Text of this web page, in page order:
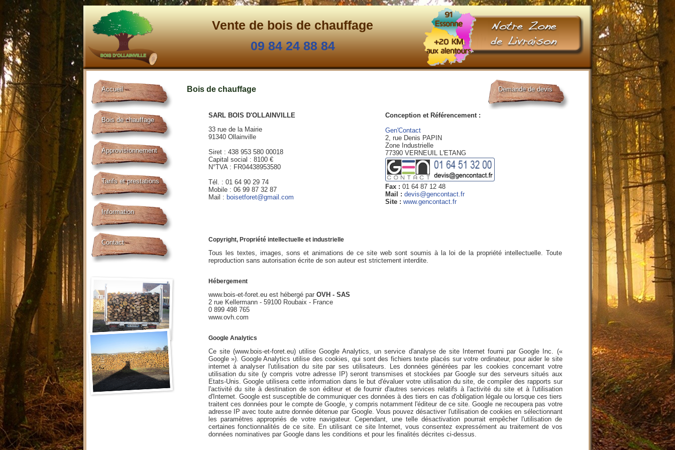
Vente de bois de chauffage
09 84 24 88 84
Accueil
Bois de chauffage
Approvisionnement
Tarifs et prestations
Information
Contact
Demande de devis
Bois de chauffage
SARL BOIS D'OLLAINVILLE
33 rue de la Mairie
91340 Ollainville
Siret : 438 953 580 00018
Capital social : 8100 €
N°TVA : FR04438953580
Tél. : 01 64 90 29 74
Mobile : 06 99 87 32 87
Mail : boisetforet@gmail.com
Conception et Référencement :
Gen'Contact
2, rue Denis PAPIN
Zone Industrielle
77390 VERNEUIL L'ETANG
Fax : 01 64 87 12 48
Mail : devis@gencontact.fr
Site : www.gencontact.fr
Copyright, Propriété intellectuelle et industrielle
Tous les textes, images, sons et animations de ce site web sont soumis à la loi de la propriété intellectuelle. Toute
reproduction sans autorisation écrite de son auteur est strictement interdite.
Hébergement
www.bois-et-foret.eu est hébergé par OVH - SAS
2 rue Kellermann - 59100 Roubaix - France
0 899 498 765
www.ovh.com
Google Analytics
Ce site (www.bois-et-foret.eu) utilise Google Analytics, un service d'analyse de site Internet fourni par Google Inc. («
Google »). Google Analytics utilise des cookies, qui sont des fichiers texte placés sur votre ordinateur, pour aider le site
internet à analyser l'utilisation du site par ses utilisateurs. Les données générées par les cookies concernant votre
utilisation du site (y compris votre adresse IP) seront transmises et stockées par Google sur des serveurs situés aux
Etats-Unis. Google utilisera cette information dans le but d'évaluer votre utilisation du site, de compiler des rapports sur
l'activité du site à destination de son éditeur et de fournir d'autres services relatifs à l'activité du site et à l'utilisation
d'Internet. Google est susceptible de communiquer ces données à des tiers en cas d'obligation légale ou lorsque ces tiers
traitent ces données pour le compte de Google, y compris notamment l'éditeur de ce site. Google ne recoupera pas votre
adresse IP avec toute autre donnée détenue par Google. Vous pouvez désactiver l'utilisation de cookies en sélectionnant
les paramètres appropriés de votre navigateur. Cependant, une telle désactivation pourrait empêcher l'utilisation de
certaines fonctionnalités de ce site. En utilisant ce site Internet, vous consentez expressément au traitement de vos
données nominatives par Google dans les conditions et pour les finalités décrites ci-dessus.